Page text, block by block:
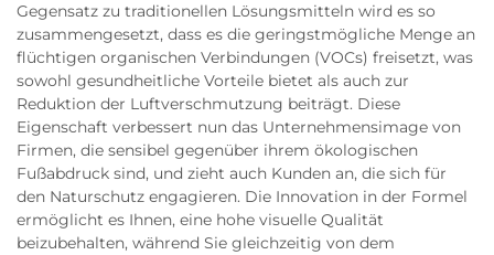
Gegensatz zu traditionellen Lösungsmitteln wird es so
zusammengesetzt, dass es die geringstmögliche Menge an
flüchtigen organischen Verbindungen (VOCs) freisetzt, was
sowohl gesundheitliche Vorteile bietet als auch zur
Reduktion der Luftverschmutzung beiträgt. Diese
Eigenschaft verbessert nun das Unternehmensimage von
Firmen, die sensibel gegenüber ihrem ökologischen
Fußabdruck sind, und zieht auch Kunden an, die sich für
den Naturschutz engagieren. Die Innovation in der Formel
ermöglicht es Ihnen, eine hohe visuelle Qualität
beizubehalten, während Sie gleichzeitig von dem